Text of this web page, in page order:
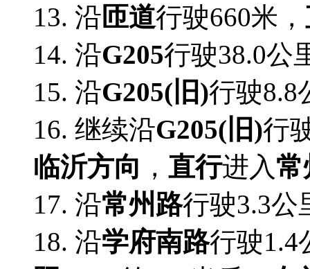
13. 沿匝道行驶660米，
14. 沿G205行驶38.0公
15. 沿G205(旧)行驶8.8
16. 继续沿G205(旧)行
临沂方向 ， 直行进入常
17. 沿常州路行驶3.3公
18. 沿学府南路行驶1.4